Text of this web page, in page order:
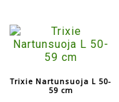
Trixie Nartunsuoja L 50-
59 cm